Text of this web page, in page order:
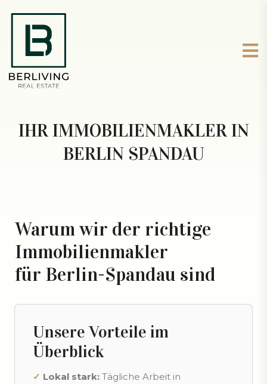
IHR IMMOBILIENMAKLER IN
BERLIN SPANDAU
Warum wir der richtige
Immobilienmakler
für Berlin-Spandau sind
Unsere Vorteile im
Überblick
✓ Lokal stark: Tägliche Arbeit in